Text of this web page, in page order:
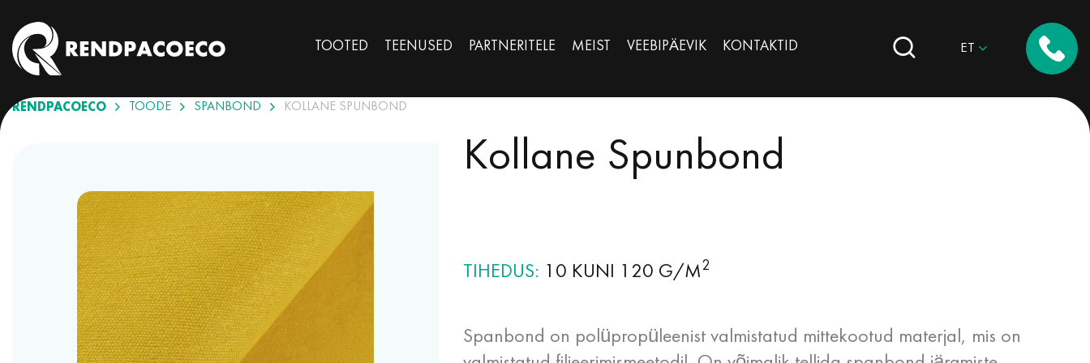
TOOTED TEENUSED PARTNERITELE MEIST VEEBIPÄEVIK КОNTAKTID ET
RENDPACOECO TOODE SPANBOND KOLLANE SPUNBOND
Kollane Spunbond
TIHEDUS 10 KUNI 120 G/M2
Spanbond on polüpropüleenist valmistatud mittekootud materjal, mis on